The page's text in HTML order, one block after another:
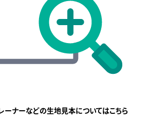
ーナーなどの生地見本についてはこちら